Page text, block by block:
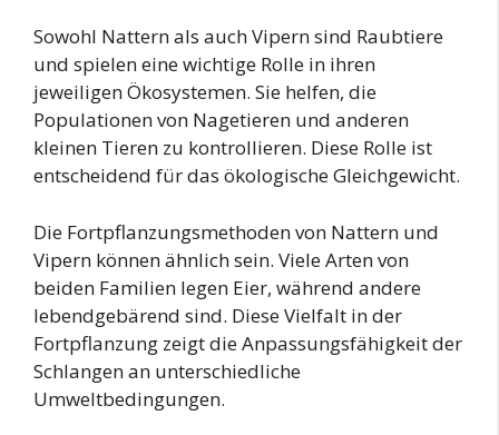
Sowohl Nattern als auch Vipern sind Raubtiere
und spielen eine wichtige Rolle in ihren
jeweiligen Ökosystemen. Sie helfen, die
Populationen von Nagetieren und anderen
kleinen Tieren zu kontrollieren. Diese Rolle ist
entscheidend für das ökologische Gleichgewicht.
Die Fortpflanzungsmethoden von Nattern und
Vipern können ähnlich sein. Viele Arten von
beiden Familien legen Eier, während andere
lebendgebärend sind. Diese Vielfalt in der
Fortpflanzung zeigt die Anpassungsfähigkeit der
Schlangen an unterschiedliche
Umweltbedingungen.